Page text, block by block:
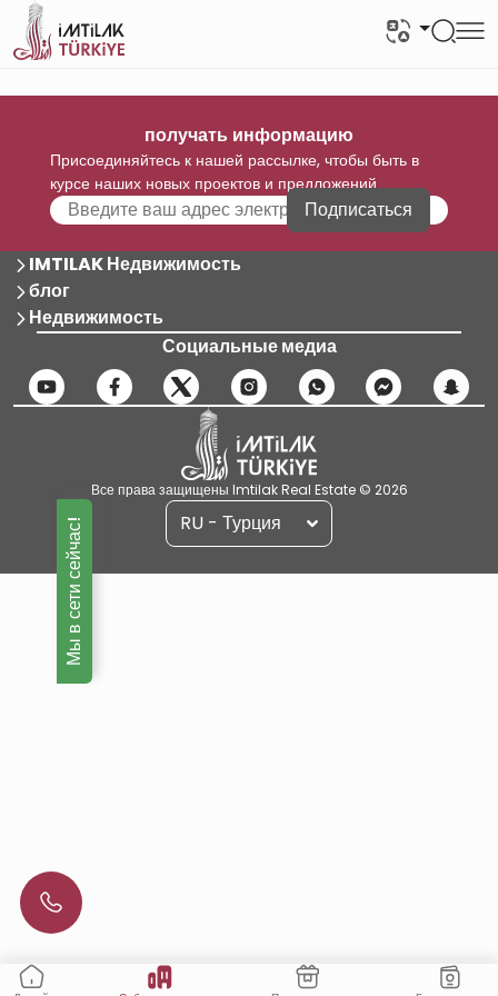
получать информацию
Присоединяйтесь к нашей рассылке, чтобы быть в
курсе наших новых проектов и предложений
Подписаться
IMTILAK Недвижимость
блог
Недвижимость
Социальные медиа
Все права защищены Imtilak Real Estate © 2026
RU - Турция
Мы в сети сейчас!